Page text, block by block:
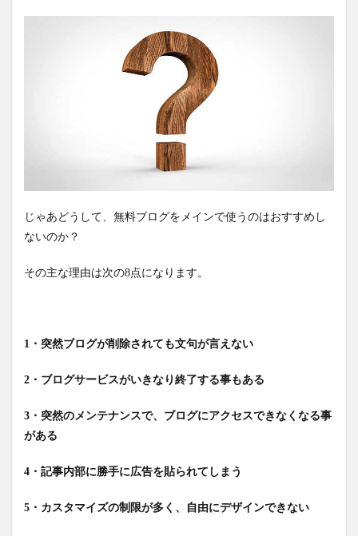
じゃあどうして、無料ブログをメインで使うのはおすすめし
ないのか？
その主な理由は次の8点になります。
1・突然ブログが削除されても文句が言えない
2・ブログサービスがいきなり終了する事もある
3・突然のメンテナンスで、ブログにアクセスできなくなる事
がある
4・記事内部に勝手に広告を貼られてしまう
5・カスタマイズの制限が多く、自由にデザインできない